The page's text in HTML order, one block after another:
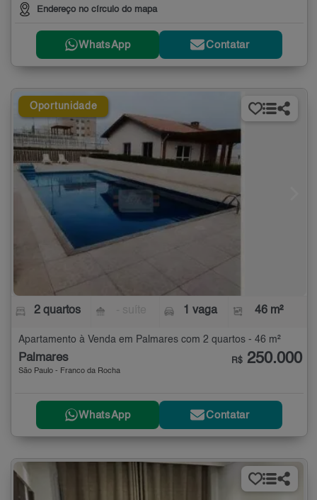
Endereço no círculo do mapa
WhatsApp Contatar
Oportunidade
2 quartos 1 vaga 46 m²
Apartamento à Venda em Palmares com 2 quartos - 46 m²
Palmares
São Paulo - Franco da Rocha
R$ 250.000
WhatsApp Contatar